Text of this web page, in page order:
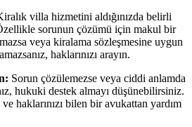
villa hizmetini aldığınızda belirli
sorunun çözümü için makul bir
veya kiralama sözleşmesine uygun
haklarınızı arayın.
Sorun çözülemezse veya ciddi anlamda
hukuki destek almayı düşünebilirsiniz.
haklarınızı bilen bir avukattan yardım